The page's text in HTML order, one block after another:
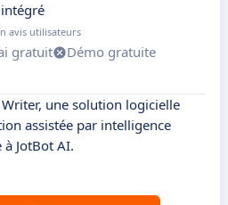
avis utilisateurs
gratuit
Démo gratuite
une solution logicielle
assistée par intelligence
JotBot AI.